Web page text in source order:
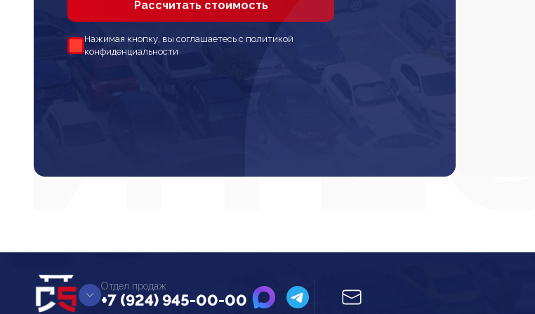
Рассчитать стоимость
Нажимая кнопку, вы соглашаетесь с политикой
конфиденциальности
Отдел продаж
+7 (924) 945-00-00